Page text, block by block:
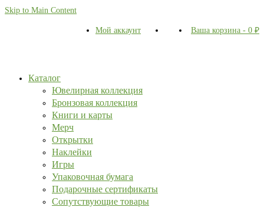
Skip to Main Content
Мой аккаунт Ваша корзина - 0 ₽
Каталог
Ювелирная коллекция
Бронзовая коллекция
Книги и карты
Мерч
Открытки
Наклейки
Игры
Упаковочная бумага
Подарочные сертификаты
Сопутствующие товары